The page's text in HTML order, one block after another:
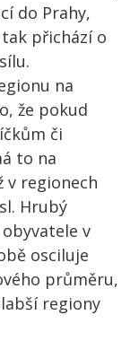
do Prahy,
přichází o
na
že pokud
či
to na
v regionech
Hrubý
v
osciluje
průměru,
regiony